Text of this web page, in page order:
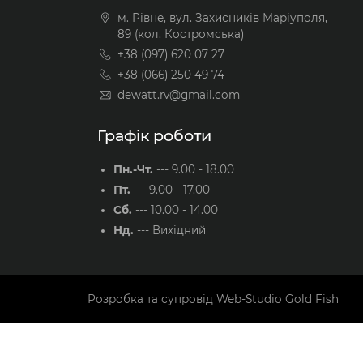
м. Рівне, вул. Захисників Маріуполя,
89 (кол. Костромська)
+38 (097) 620 07 27
+38 (066) 250 49 74
dewatt.rv@gmail.com
Графік роботи
Пн.-Чт. --- 9.00 - 18.00
Пт. --- 9.00 - 17.00
Сб. --- 10.00 - 14.00
Нд. --- Вихідний
Розробка та супровід Web-Studio Gold Fish